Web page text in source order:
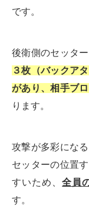
です。
後衛側のセッタ
３枚（バックア
があり、相手ブ
ります。
攻撃が多彩にな
セッターの位置
すいため、全員
す。